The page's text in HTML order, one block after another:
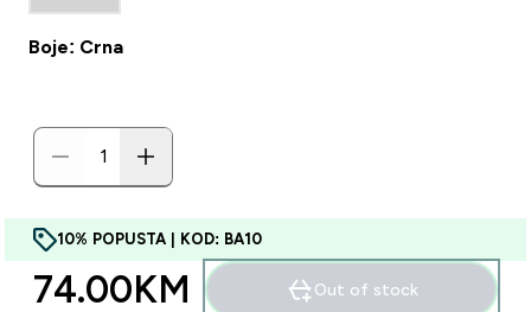
Boje: Crna
10% POPUSTA | KOD: BA10
74.00KM‎ Out of stock